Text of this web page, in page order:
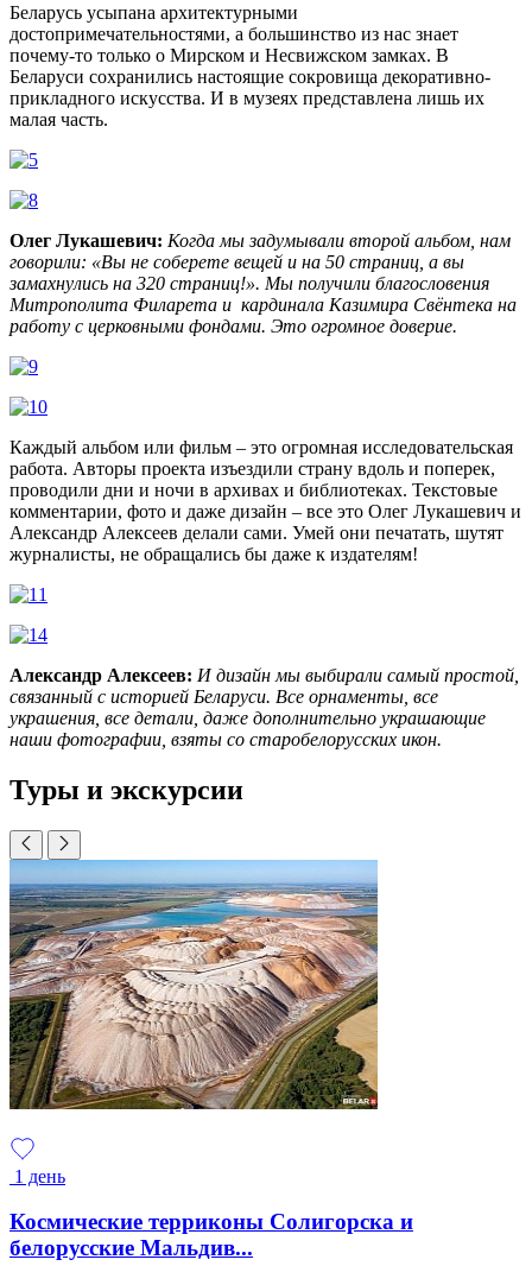
Беларусь усыпана архитектурными
достопримечательностями, а большинство из нас знает
почему-то только о Мирском и Несвижском замках. В
Беларуси сохранились настоящие сокровища декоративно-
прикладного искусства. И в музеях представлена лишь их
малая часть.
Олег Лукашевич: Когда мы задумывали второй альбом, нам
говорили: «Вы не соберете вещей и на 50 страниц, а вы
замахнулись на 320 страниц!». Мы получили благословения
Митрополита Филарета и кардинала Казимира Свёнтека на
работу с церковными фондами. Это огромное доверие.
Каждый альбом или фильм – это огромная исследовательская
работа. Авторы проекта изъездили страну вдоль и поперек,
проводили дни и ночи в архивах и библиотеках. Текстовые
комментарии, фото и даже дизайн – все это Олег Лукашевич и
Александр Алексеев делали сами. Умей они печатать, шутят
журналисты, не обращались бы даже к издателям!
Александр Алексеев: И дизайн мы выбирали самый простой,
связанный с историей Беларуси. Все орнаменты, все
украшения, все детали, даже дополнительно украшающие
наши фотографии, взяты со старобелорусских икон.
Туры и экскурсии
1 день
Космические терриконы Солигорска и
белорусские Мальдив...